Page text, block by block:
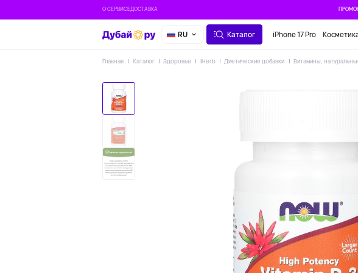
О СЕРВИСЕДОСТАВКА
RU Каталог iPhone 17 Pro
Главная Каталог Здоровье IHerb Диетические добавки Витамины,